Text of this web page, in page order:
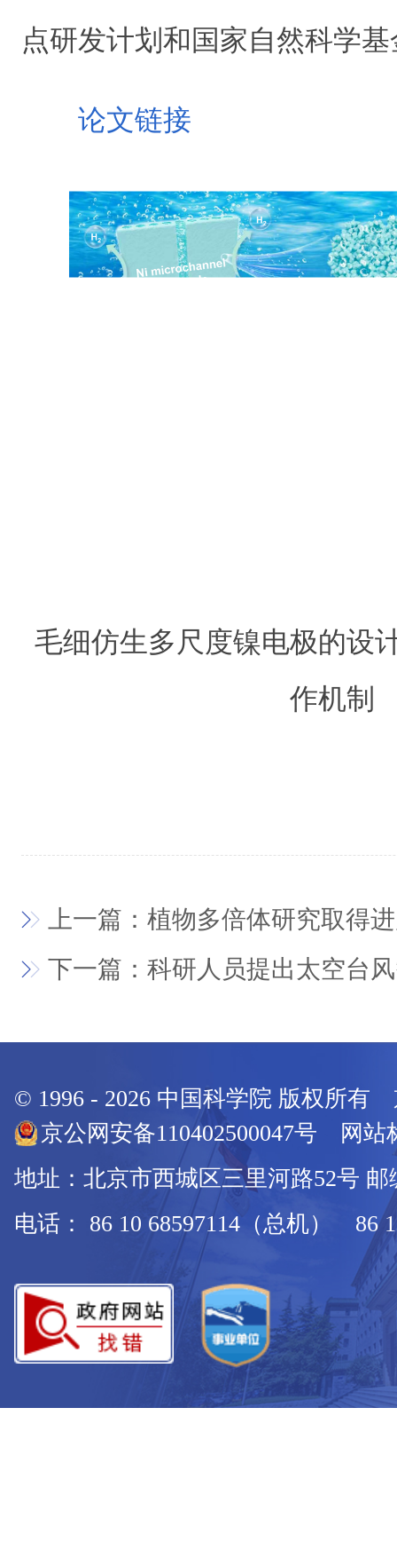
点研发计划和国家自然科学
论文链接
毛细仿生多尺度镍电极的设
作机制
上一篇：植物多倍体研究取得
下一篇：科研人员提出太空台
© 1996 - 2026 中国科学院 版权所有
京公网安备110402500047号 网站
地址：北京市西城区三里河路52号 邮
电话： 86 10 68597114（总机） 86